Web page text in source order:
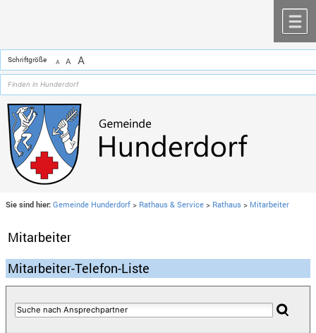
Schriftgröße A A A
Sie sind hier: Gemeinde Hunderdorf > Rathaus & Service > Rathaus > Mitarbeiter
Mitarbeiter
Mitarbeiter-Telefon-Liste